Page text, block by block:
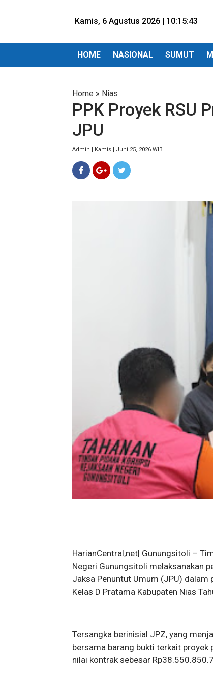
Kamis, 6 Agustus 2026 | 10:15:45
HOME NASIONAL SUMUT
Home » Nias
PPK Proyek RSU
JPU
Admin | Kamis | Juni 25, 2026 WIB
HarianCentral,net| Gunungsitoli –
Negeri Gunungsitoli melaksanakan
Jaksa Penuntut Umum (JPU) dalam
Kelas D Pratama Kabupaten Nias
Tersangka berinisial JPZ, yang
bersama barang bukti terkait proyek
nilai kontrak sebesar